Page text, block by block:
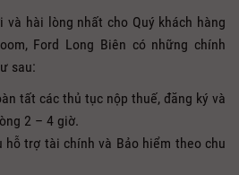
hài lòng nhất cho Quý khách hàng
Ford Long Biên có những chính
sau:
tất các thủ tục nộp thuế, đăng ký và
2 – 4 giờ.
hỗ trợ tài chính và Bảo hiểm theo chu